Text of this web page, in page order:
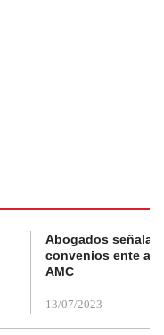
Abogados
convenios ente
AMC
13/07/2023